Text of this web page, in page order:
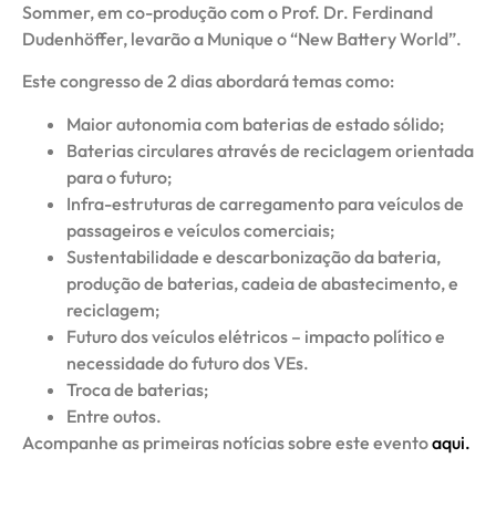
Sommer, em co-produção com o Prof. Dr. Ferdinand
Dudenhöffer, levarão a Munique o “New Battery World”.
Este congresso de 2 dias abordará temas como:
Maior autonomia com baterias de estado sólido;
Baterias circulares através de reciclagem orientada
para o futuro;
Infra-estruturas de carregamento para veículos de
passageiros e veículos comerciais;
Sustentabilidade e descarbonização da bateria,
produção de baterias, cadeia de abastecimento, e
reciclagem;
Futuro dos veículos elétricos – impacto político e
necessidade do futuro dos VEs.
Troca de baterias;
Entre outos.
Acompanhe as primeiras notícias sobre este eventoaqui.